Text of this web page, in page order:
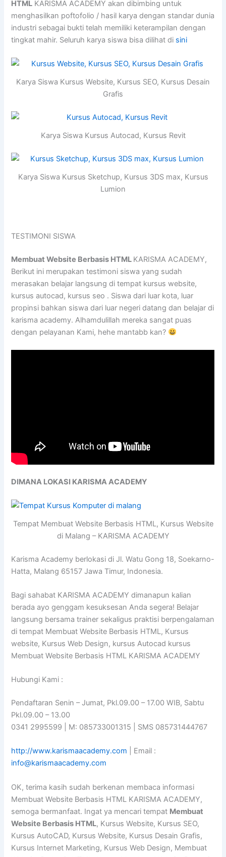
HTML KARISMA ACADEMY akan dibimbing untuk
menghasilkan poftofolio / hasil karya dengan standar dunia
industri sebagai bukti telah memiliki keterampilan dengan
tingkat mahir. Seluruh karya siswa bisa dilihat di sini
Karya Siswa Kursus Website, Kursus SEO, Kursus Desain
Grafis
Karya Siswa Kursus Autocad, Kursus Revit
Karya Siswa Kursus Sketchup, Kursus 3DS max, Kursus
Lumion
TESTIMONI SISWA
Membuat Website Berbasis HTML KARISMA ACADEMY,
Berikut ini merupakan testimoni siswa yang sudah
merasakan belajar langsung di tempat kursus website,
kursus autocad, kursus seo . Siswa dari luar kota, luar
propinsi bahkan siswa dari luar negeri datang dan belajar di
karisma academy. Alhamdulillah mereka sangat puas
dengan pelayanan Kami, hehe mantabb kan?
DIMANA LOKASI KARISMA ACADEMY
Tempat Membuat Website Berbasis HTML, Kursus Website
di Malang – KARISMA ACADEMY
Karisma Academy berlokasi di Jl. Watu Gong 18, Soekarno-
Hatta, Malang 65157 Jawa Timur, Indonesia.
Bagi sahabat KARISMA ACADEMY dimanapun kalian
berada ayo genggam kesuksesan Anda segera! Belajar
langsung bersama trainer sekaligus praktisi berpengalaman
di tempat Membuat Website Berbasis HTML, Kursus
website, Kursus Web Design, kursus Autocad kursus
Membuat Website Berbasis HTML KARISMA ACADEMY
Hubungi Kami :
Pendaftaran Senin – Jumat, Pkl.09.00 – 17.00 WIB, Sabtu
Pkl.09.00 – 13.00
0341 2995599 | M: 085733001315 | SMS 085731444767
http://www.karismaacademy.com | Email :
info@karismaacademy.com
OK, terima kasih sudah berkenan membaca informasi
Membuat Website Berbasis HTML KARISMA ACADEMY,
semoga bermanfaat. Ingat ya mencari tempat Membuat
Website Berbasis HTML, Kursus Website, Kursus SEO,
Kursus AutoCAD, Kursus Website, Kursus Desain Grafis,
Kursus Internet Marketing, Kursus Web Design, Membuat